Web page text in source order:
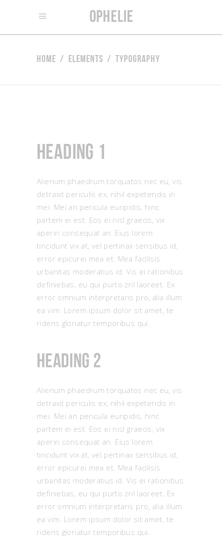
Home / Elements / Typography
Heading 1
Alienum phaedrum torquatos nec eu, vis
detraxit periculis ex, nihil expetendis in
mei. Mei an pericula euripidis, hinc
partem ei est. Eos ei nisl graecis, vix
aperiri consequat an. Eius lorem
tincidunt vix at, vel pertinax sensibus id,
error epicurei mea et. Mea facilisis
urbanitas moderatius id. Vis ei rationibus
definiebas, eu qui purto zril laoreet. Ex
error omnium interpretaris pro, alia illum
ea vim. Lorem ipsum dolor sit amet, te
ridens gloriatur temporibus qui.
Heading 2
Alienum phaedrum torquatos nec eu, vis
detraxit periculis ex, nihil expetendis in
mei. Mei an pericula euripidis, hinc
partem ei est. Eos ei nisl graecis, vix
aperiri consequat an. Eius lorem
tincidunt vix at, vel pertinax sensibus id,
error epicurei mea et. Mea facilisis
urbanitas moderatius id. Vis ei rationibus
definiebas, eu qui purto zril laoreet. Ex
error omnium interpretaris pro, alia illum
ea vim. Lorem ipsum dolor sit amet, te
ridens gloriatur temporibus qui.